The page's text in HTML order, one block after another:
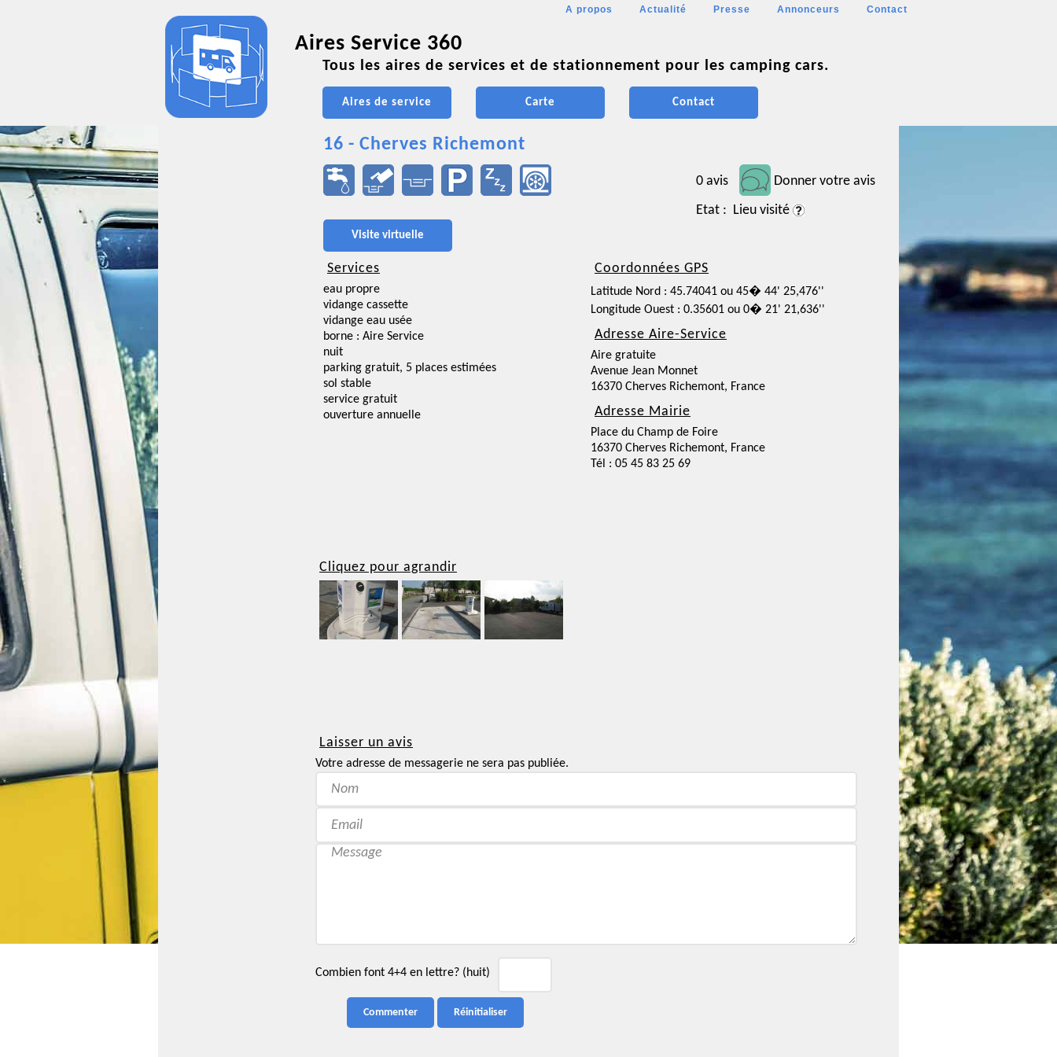
A propos Actualité Presse Annonceurs Contact
Aires Service 360
Tous les aires de services et de stationnement pour les camping cars.
Aires de service Carte Contact
16 - Cherves Richemont
0 avis
Donner votre avis
Etat : Lieu visité
Visite virtuelle
Services
eau propre
vidange cassette
vidange eau usée
borne : Aire Service
nuit
parking gratuit, 5 places estimées
sol stable
service gratuit
ouverture annuelle
Coordonnées GPS
Latitude Nord : 45.74041 ou 45� 44' 25,476''
Longitude Ouest : 0.35601 ou 0� 21' 21,636''
Adresse Aire-Service
Aire gratuite
Avenue Jean Monnet
16370 Cherves Richemont, France
Adresse Mairie
Place du Champ de Foire
16370 Cherves Richemont, France
Tél : 05 45 83 25 69
Cliquez pour agrandir
Laisser un avis
Votre adresse de messagerie ne sera pas publiée.
Combien font 4+4 en lettre? (huit)